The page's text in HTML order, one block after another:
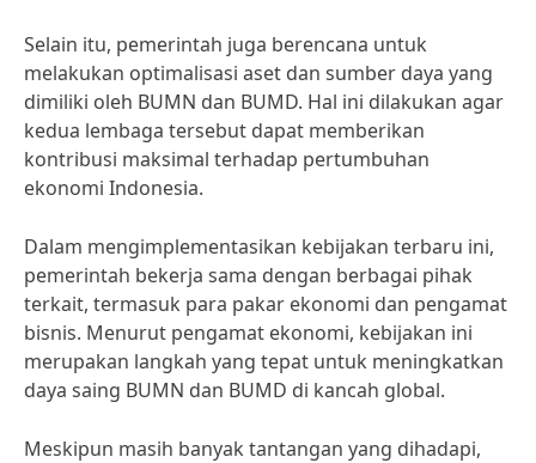
Selain itu, pemerintah juga berencana untuk
melakukan optimalisasi aset dan sumber daya yang
dimiliki oleh BUMN dan BUMD. Hal ini dilakukan agar
kedua lembaga tersebut dapat memberikan
kontribusi maksimal terhadap pertumbuhan
ekonomi Indonesia.
Dalam mengimplementasikan kebijakan terbaru ini,
pemerintah bekerja sama dengan berbagai pihak
terkait, termasuk para pakar ekonomi dan pengamat
bisnis. Menurut pengamat ekonomi, kebijakan ini
merupakan langkah yang tepat untuk meningkatkan
daya saing BUMN dan BUMD di kancah global.
Meskipun masih banyak tantangan yang dihadapi,